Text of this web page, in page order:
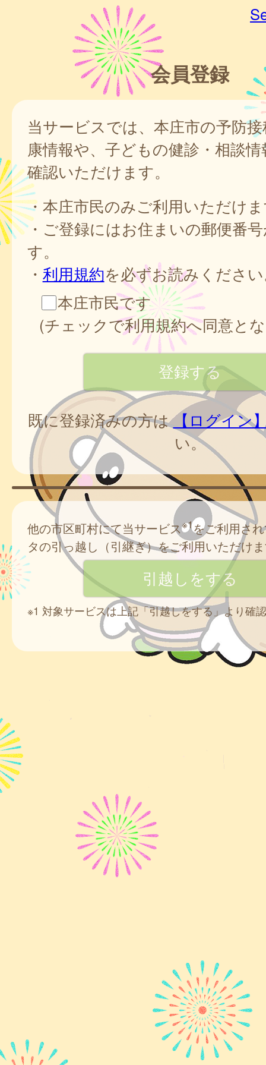
会員登録
当サービスでは、本庄市の予防
康情報や、子どもの健診・相談
確認いただけます。
・本庄市民のみご利用いただけ
・ご登録にはお住まいの郵便番
す。
・ 利用規約を必ずお読みくださ
本庄市民です
(チェックで利用規約へ同意と
既に登録済みの方は【ログイン
い。
他の市区町村にて当サービス※1をご利用さ
タの引っ越し（引継ぎ）をご利用いただけ
※1 対象サービスは上記「引越しをする」より確